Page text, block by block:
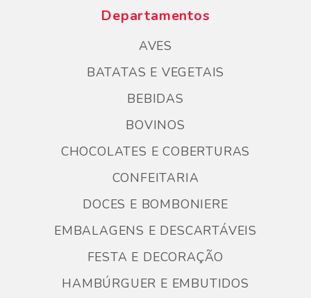
Departamentos
AVES
BATATAS E VEGETAIS
BEBIDAS
BOVINOS
CHOCOLATES E COBERTURAS
CONFEITARIA
DOCES E BOMBONIERE
EMBALAGENS E DESCARTÁVEIS
FESTA E DECORAÇÃO
HAMBÚRGUER E EMBUTIDOS